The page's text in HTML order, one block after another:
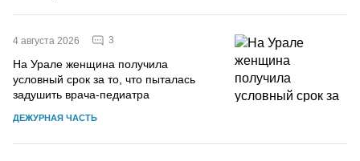
4 августа 2026 3
На Урале женщина получила
условный срок за то, что пыталась
задушить врача-педиатра
ДЕЖУРНАЯ ЧАСТЬ